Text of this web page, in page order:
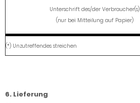
Unterschrift des/der Verbraucher(s)
(nur bei Mitteilung auf Papier)
(*) Unzutreffendes streichen
6. Lieferung